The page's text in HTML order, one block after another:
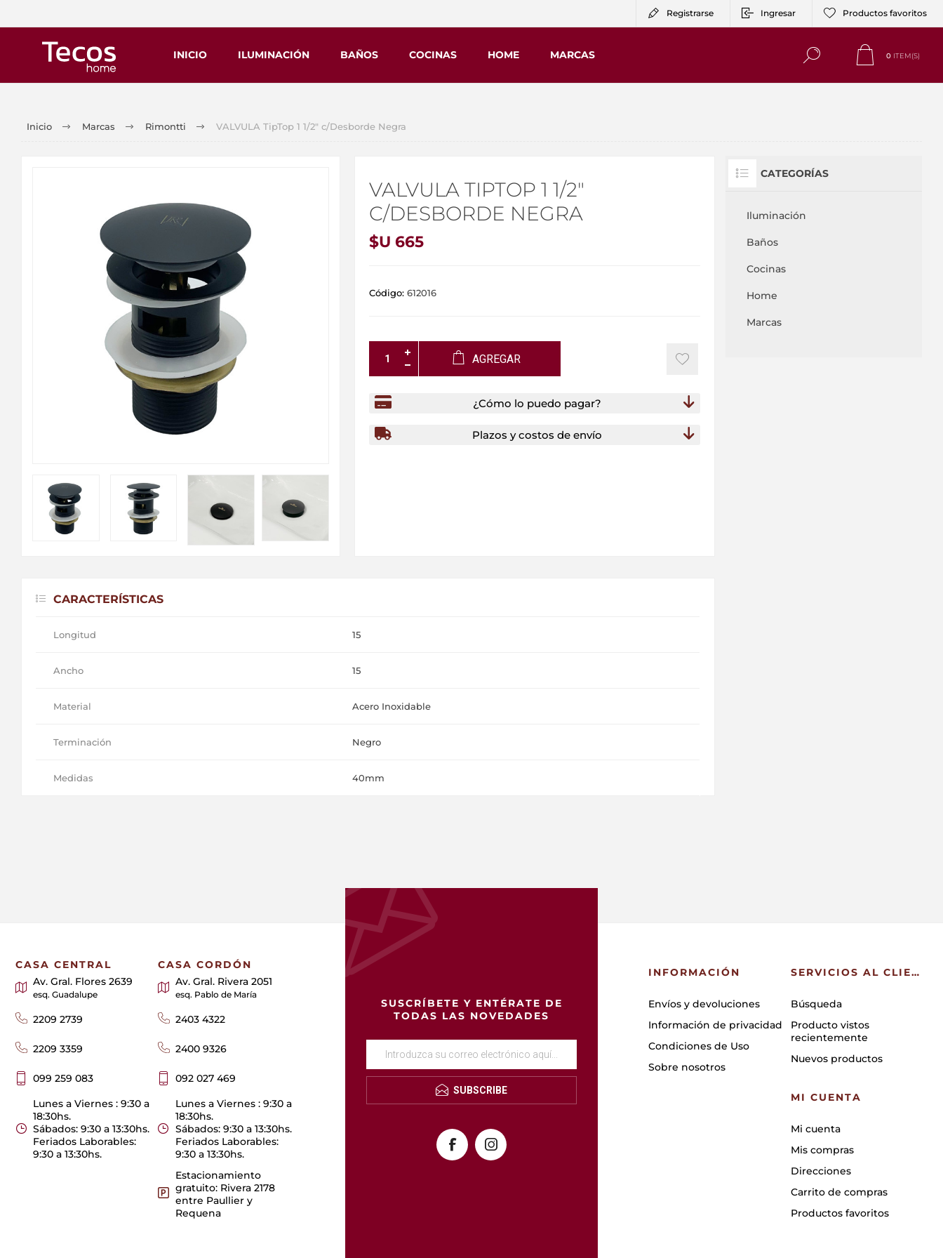
Registrarse Ingresar Productos favoritos
INICIO ILUMINACIÓN BAÑOS COCINAS HOME MARCAS 0 ITEM(S)
Inicio Marcas Rimontti VALVULA TipTop 1 1/2" c/Desborde Negra
VALVULA TIPTOP 1 1/2"
C/DESBORDE NEGRA
$U 665
Código: 612016
AGREGAR
¿Cómo lo puedo pagar?
Plazos y costos de envío
CARACTERÍSTICAS
Longitud 15
Ancho 15
Material Acero Inoxidable
Terminación Negro
Medidas 40mm
CATEGORÍAS
Iluminación
Baños
Cocinas
Home
Marcas
SUSCRÍBETE Y ENTÉRATE DE
TODAS LAS NOVEDADES
SUBSCRIBE
CASA CENTRAL
Av. Gral. Flores 2639
esq. Guadalupe
2209 2739
2209 3359
099 259 083
Lunes a Viernes : 9:30 a
18:30hs.
Sábados: 9:30 a 13:30hs.
Feriados Laborables:
9:30 a 13:30hs.
CASA CORDÓN
Av. Gral. Rivera 2051
esq. Pablo de María
2403 4322
2400 9326
092 027 469
Lunes a Viernes : 9:30 a
18:30hs.
Sábados: 9:30 a 13:30hs.
Feriados Laborables:
9:30 a 13:30hs.
Estacionamiento
gratuito: Rivera 2178
entre Paullier y
Requena
INFORMACIÓN
Envíos y devoluciones
Información de privacidad
Condiciones de Uso
Sobre nosotros
SERVICIOS AL CLIENTE
Búsqueda
Producto vistos
recientemente
Nuevos productos
MI CUENTA
Mi cuenta
Mis compras
Direcciones
Carrito de compras
Productos favoritos